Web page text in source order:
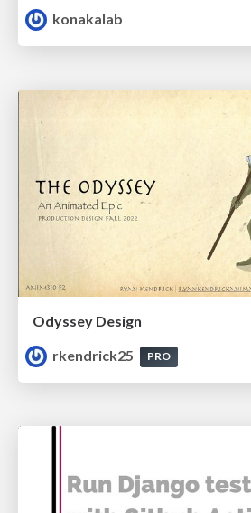
konakalab
Odyssey Design
rkendrick25
PRO